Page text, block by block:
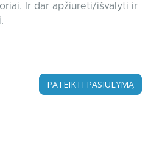
Ir dar apžiureti/išvalyti ir
PATEIKTI PASIŪLYMĄ